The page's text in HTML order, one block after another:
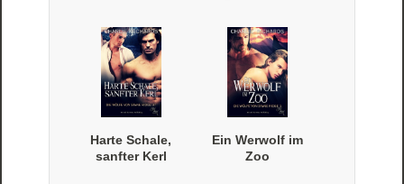
Harte Schale,
sanfter Kerl
Ein Werwolf im
Zoo